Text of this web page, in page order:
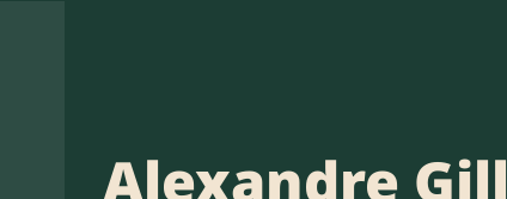
Alexandre